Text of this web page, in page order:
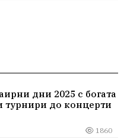
дни 2025 с богата
турнири до концерти
1860